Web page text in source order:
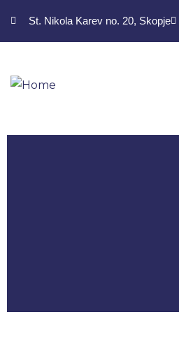
St. Nikola Karev no. 20, Skopje